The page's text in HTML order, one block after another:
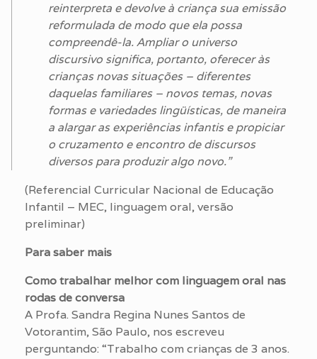
reinterpreta e devolve à criança sua emissão
reformulada de modo que ela possa
compreendê-la. Ampliar o universo
discursivo significa, portanto, oferecer às
crianças novas situações – diferentes
daquelas familiares – novos temas, novas
formas e variedades lingüísticas, de maneira
a alargar as experiências infantis e propiciar
o cruzamento e encontro de discursos
diversos para produzir algo novo.”
(Referencial Curricular Nacional de Educação
Infantil – MEC, linguagem oral, versão
preliminar)
Para saber mais
Como trabalhar melhor com linguagem oral nas
rodas de conversa
A Profa. Sandra Regina Nunes Santos de
Votorantim, São Paulo, nos escreveu
perguntando: “Trabalho com crianças de 3 anos.